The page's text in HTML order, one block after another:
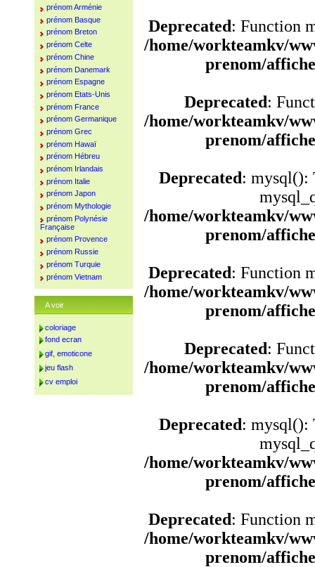
Deprecated: Function
/home/workteamkv/
prenom/
Deprecated:
/home/workteamkv/
prenom/
Deprecated: mysql():
/home/workteamkv/
prenom/
Deprecated: Function
/home/workteamkv/
prenom/
Deprecated:
/home/workteamkv/
prenom/
Deprecated: mysql():
/home/workteamkv/
prenom/
Deprecated: Function
/home/workteamkv/
prenom/
prénom Arménie
prénom Basque
prénom Breton
prénom Celte
prénom Chine
prénom Danemark
prénom Espagne
prénom Etats-Unis
prénom France
prénom Germanique
prénom Grec
prénom Hawaï
prénom Hébreu
prénom Irlandais
prénom Italie
prénom Japon
prénom Mythologie
prénom Polynésie
Française
prénom Provence
prénom Russie
prénom Turquie
prénom Vietnam
A voir
coloriage
fond ecran
gif, emoticone
jeu flash
cv emploi